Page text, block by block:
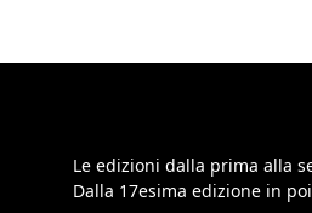
Le edizioni dalla prima alla
Dalla 17esima edizione in